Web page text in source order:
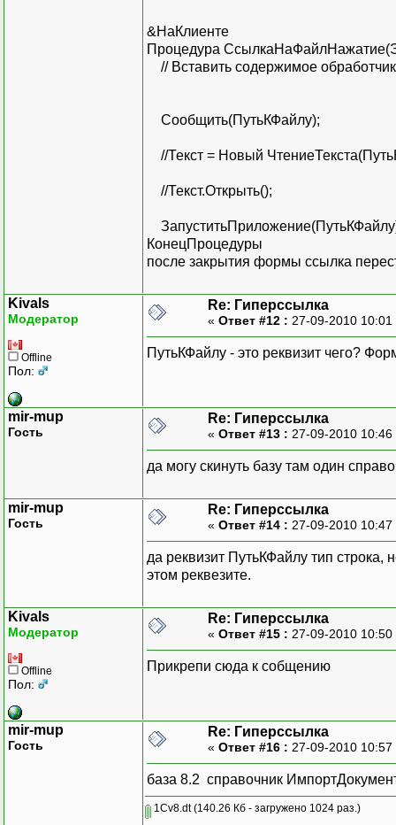
&НаКлиенте
Процедура
// Вставить содержимое
Сообщить(ПутьКФайлу);
//Текст = Новый
//Текст.Открыть();
КонецПроцедуры
после закрытия формы ссылка
Kivals
Модератор
Offline
Пол:
Re: Гиперссылка
« Ответ #12 : 27-09-2010
ПутьКФайлу - это реквизит чего?
mir-mup
Гость
Re: Гиперссылка
« Ответ #13 : 27-09-2010
да могу скинуть базу там один
mir-mup
Гость
Re: Гиперссылка
« Ответ #14 : 27-09-2010
да реквизит ПутьКФайлу тип строка,
этом реквезите.
Kivals
Модератор
Offline
Пол:
Re: Гиперссылка
« Ответ #15 : 27-09-2010
Прикрепи сюда к собщению
mir-mup
Гость
Re: Гиперссылка
« Ответ #16 : 27-09-2010
база 8.2 справочник
1Cv8.dt(140.26 Кб - загружено 1024 раз.)